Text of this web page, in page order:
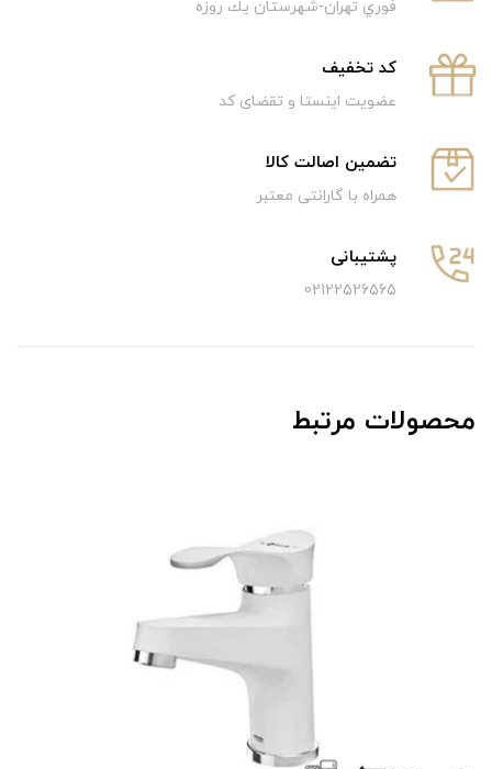
فوري تهران-شهرستان يك روزه
كد تخفيف
عضویت اینستا و تقضای کد
تضمین اصالت کالا
همراه با گارانتی معتبر
پشتیبانی
02122526565
محصولات مرتبط